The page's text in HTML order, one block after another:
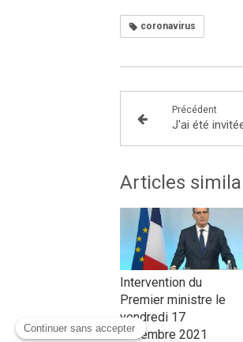
coronavirus
Précédent
Articles
Intervention du
Premier ministre le
vendredi 17
décembre 2021